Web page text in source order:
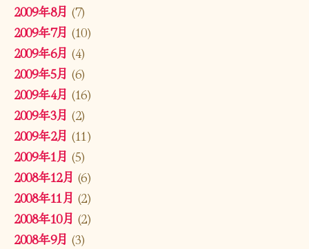
2009年8月 (7)
2009年7月 (10)
2009年6月 (4)
2009年5月 (6)
2009年4月 (16)
2009年3月 (2)
2009年2月 (11)
2009年1月 (5)
2008年12月 (6)
2008年11月 (2)
2008年10月 (2)
2008年9月 (3)